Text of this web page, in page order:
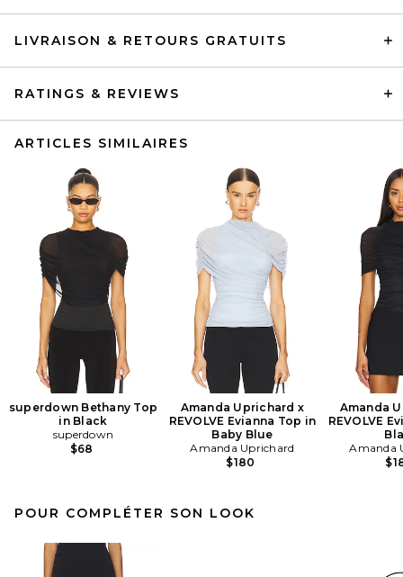
LIVRAISON & RETOURS GRATUITS
RATINGS & REVIEWS
ARTICLES SIMILAIRES
superdown Bethany Top
in Black
superdown
$68
Amanda Uprichard x
REVOLVE Evianna Top in
Baby Blue
Amanda Uprichard
$180
Amanda
REVOLVE
Amanda
POUR COMPLÉTER SON LOOK